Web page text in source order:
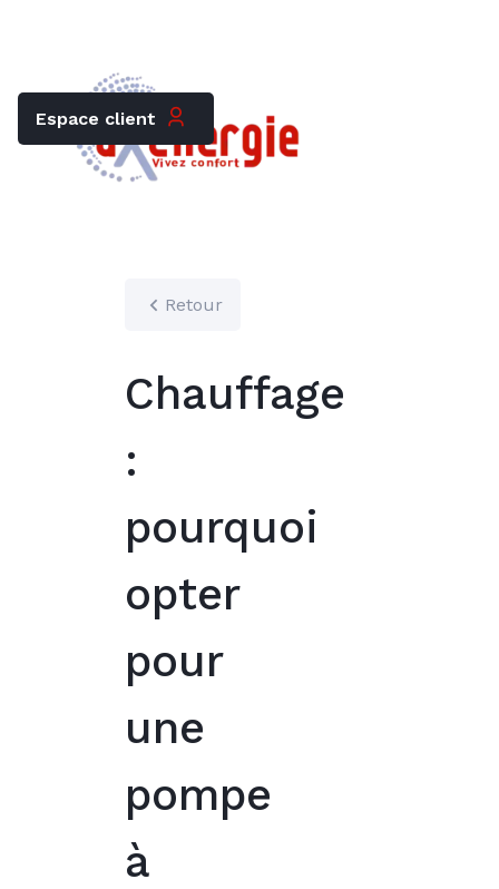
Espace client
Retour
Chauffage
:
pourquoi
opter
pour
une
pompe
à